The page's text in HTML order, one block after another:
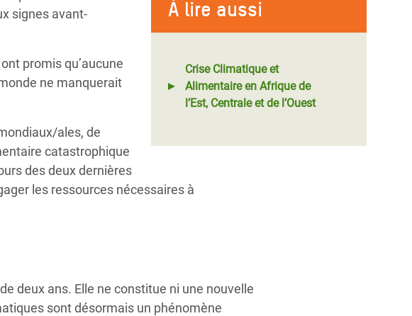
À lire aussi
Crise Climatique et
Alimentaire en Afrique de
l’Est, Centrale et de l’Ouest
signes avant-
promis qu’aucune
ne manquerait
ales, de
catastrophique
des deux dernières
les ressources nécessaires à
deux ans. Elle ne constitue ni une nouvelle
sont désormais un phénomène